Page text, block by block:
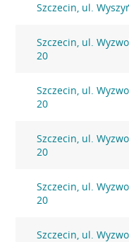
Szczecin, ul.
Szczecin, ul.
20
Szczecin, ul.
20
Szczecin, ul.
20
Szczecin, ul.
20
Szczecin, ul.